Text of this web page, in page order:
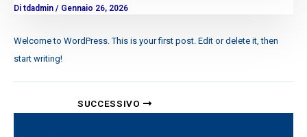
Di tdadmin / Gennaio 26, 2026
Welcome to WordPress. This is your first post. Edit or delete it, then
start writing!
SUCCESSIVO